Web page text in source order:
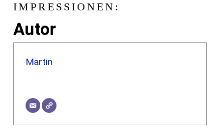
IMPRESSIONEN:
Autor
Martin